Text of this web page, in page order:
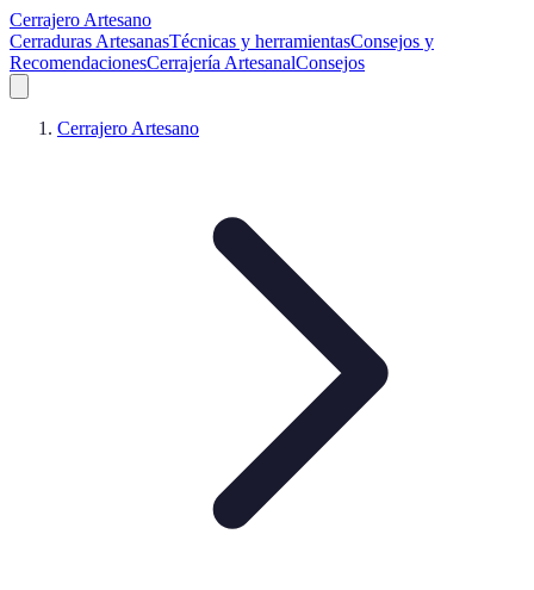
Cerrajero Artesano
Cerraduras ArtesanasTécnicas y herramientasConsejos y
RecomendacionesCerrajería ArtesanalConsejos
Cerrajero Artesano